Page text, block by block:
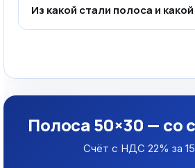
Из какой стали полоса и
Полоса 50×30 — со
Счёт с НДС 22% за